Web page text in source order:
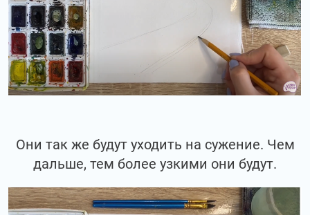
Они так же будут уходить на сужение. Чем
дальше, тем более узкими они будут.